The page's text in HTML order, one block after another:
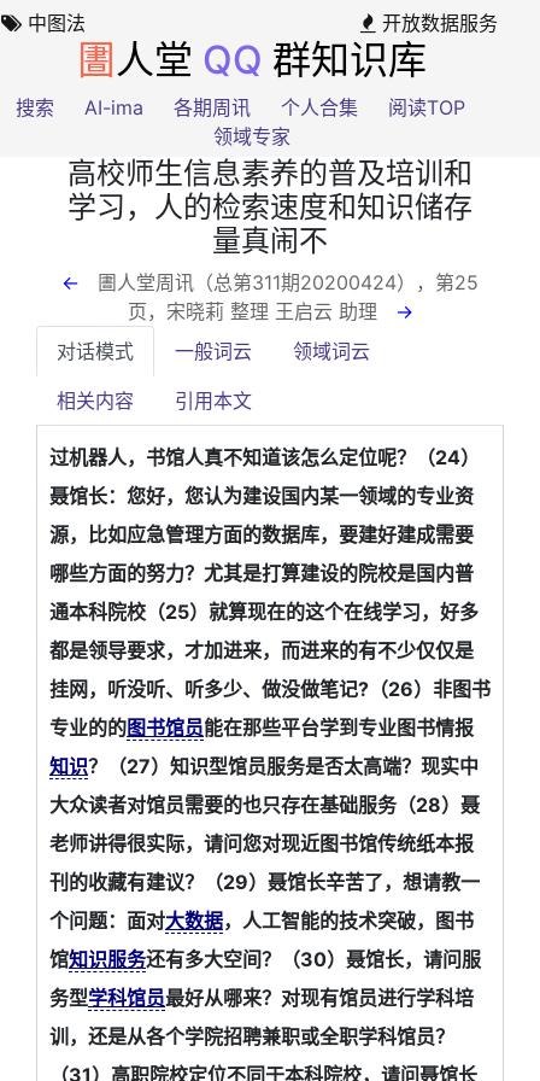
中图法 开放数据服务
圕 人堂 QQ 群知识库
搜索 AI-ima 各期周讯 个人合集
阅读TOP
领域专家
高校师生信息素养的普及培训和
学习，人的检索速度和知识储存
量真闹不
←
圕人堂周讯（总第311期20200424），第25
页 ，宋晓莉 整理 王启云 助理
→
对话模式
一般词云 领域词云
相关内容 引用本文
过机器人，书馆人真不知道该怎么定位呢？（24）
聂馆长：您好，您认为建设国内某一领域的专业资
源，比如应急管理方面的数据库，要建好建成需要
哪些方面的努力？尤其是打算建设的院校是国内普
通本科院校（25）就算现在的这个在线学习，好多
都是领导要求，才加进来，而进来的有不少仅仅是
挂网，听没听、听多少、做没做笔记?（26）非图书
专业的的图书馆员能在那些平台学到专业图书情报
知识？（27）知识型馆员服务是否太高端？现实中
大众读者对馆员需要的也只存在基础服务（28）聂
老师讲得很实际，请问您对现近图书馆传统纸本报
刊的收藏有建议？（29）聂馆长辛苦了，想请教一
个问题：面对大数据，人工智能的技术突破，图书
馆知识服务还有多大空间？（30）聂馆长，请问服
务型学科馆员最好从哪来？对现有馆员进行学科培
训，还是从各个学院招聘兼职或全职学科馆员？
（31）高职院校定位不同于本科院校，请问聂馆长